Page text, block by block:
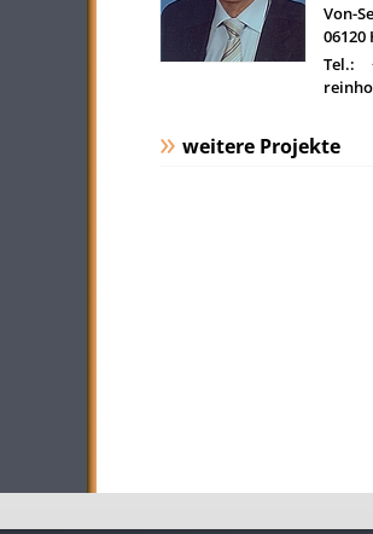
Von-
06120
Tel.:
weitere Projekte